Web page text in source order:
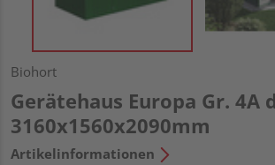
Biohort
Gerätehaus Europa Gr. 4A
3160x1560x2090mm
Artikelinformationen